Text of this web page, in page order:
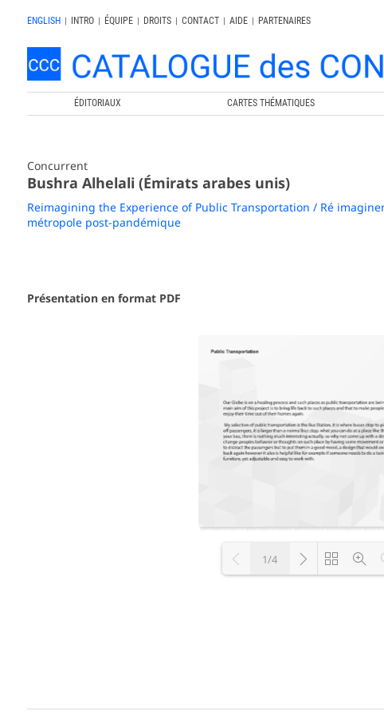
ENGLISH | INTRO | ÉQUIPE | DROITS | CONTACT | AIDE |
PARTENAIRES
ÉDITORIAUX CARTES THÉMATIQUES
Concurrent
Bushra Alhelali (Émirats arabes unis)
Reimagining the Experience of Public Transportation / Ré
métropole post-pandémique
Présentation en format PDF
1/4